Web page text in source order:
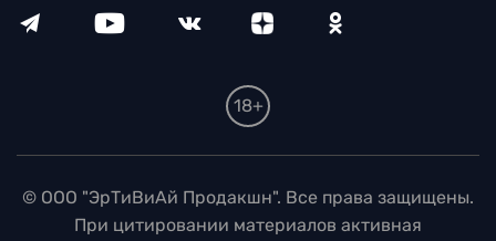
18+
© ООО "ЭрТиВиАй Продакшн". Все права защищены.
При цитировании материалов активная